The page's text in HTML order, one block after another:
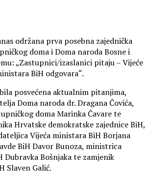
održana prva posebna zajednička
doma i Doma naroda Bosne i
„Zastupnici/izaslanici pitaju – Vijeće
BiH odgovara“.
posvećena aktualnim pitanjima,
Doma naroda dr. Dragana Čovića,
doma Marinka Čavare te
Hrvatske demokratske zajednice BiH,
Vijeća ministara BiH Borjana
BiH Davor Bunoza, ministrica
Dubravka Bošnjaka te zamjenik
Slaven Galić.